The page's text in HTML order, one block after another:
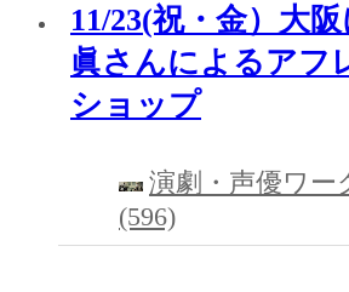
11/23(祝・金）大
眞さんによるアフ
ショップ
演劇・声優ワー
(596)